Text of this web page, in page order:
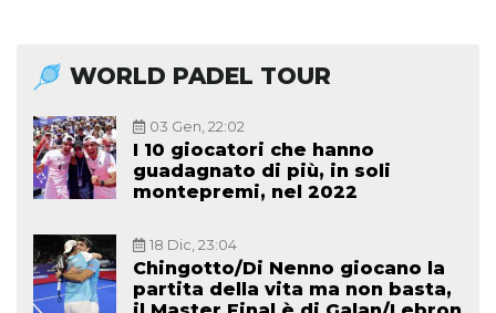
WORLD PADEL TOUR
03 Gen, 22:02
I 10 giocatori che hanno
guadagnato di più, in soli
montepremi, nel 2022
18 Dic, 23:04
Chingotto/Di Nenno giocano la
partita della vita ma non basta,